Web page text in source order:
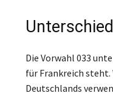
Die Vorwahl 033
für Frankreich
Deutschlands